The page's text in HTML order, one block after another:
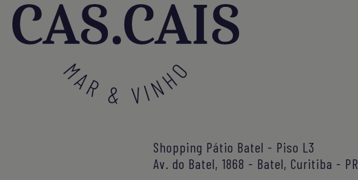
Shopping Pátio Batel - Piso L3
Av. do Batel, 1868 - Batel, Curitiba - PR